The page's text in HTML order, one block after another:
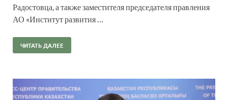
Радостовца, а также заместителя председателя правления
АО «Институт развития …
ЧИТАТЬ ДАЛЕЕ